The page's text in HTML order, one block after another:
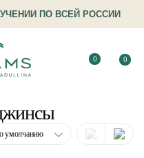
ПО ВСЕЙ РОССИИ
0 0
умолчанию